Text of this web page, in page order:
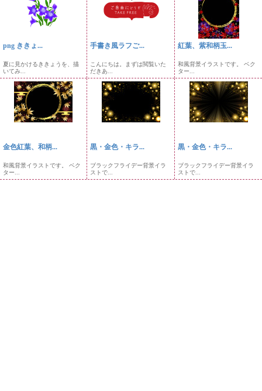
png ききょ...
夏に見かけるききょうを、描
いてみ...
手書き風ラフご...
こんにちは。まずは閲覧いた
だきあ...
紅葉、紫和柄玉...
和風背景イラストです。 ベク
ター...
金色紅葉、和柄...
和風背景イラストです。 ベク
ター...
黒・金色・キラ...
ブラックフライデー背景イラ
ストで...
黒・金色・キラ...
ブラックフライデー背景イラ
ストで...